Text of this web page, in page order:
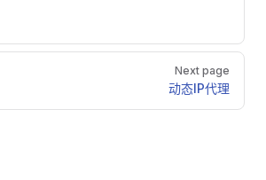
Next page
动态IP代理